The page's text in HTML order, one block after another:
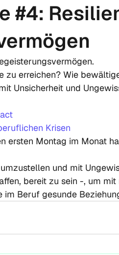
#4:
zu erreichen? Wie
Unsicherheit und
Krisen
ersten Montag im Monat
und mit
bereit zu sein -, um
Beruf gesunde